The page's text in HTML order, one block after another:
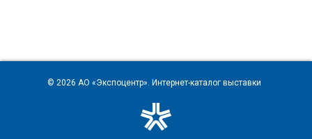
© 2026 АО «Экспоцентр». Интернет-каталог выставки